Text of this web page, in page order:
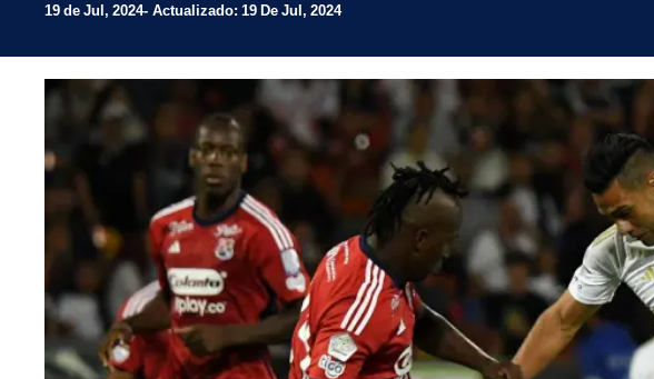
19 de Jul, 2024 Actualizado: 19 De Jul, 2024